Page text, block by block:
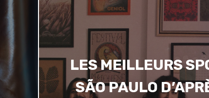
LES MEILLEURS
SÃO PAULO